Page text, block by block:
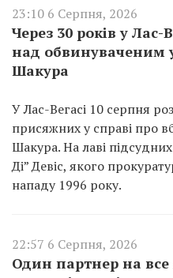
23:10 6 Серпня, 2026
Через 30 років у Лас-
над обвинуваченим
Шакура
У Лас-Вегасі 10 серпня
присяжних у справі про
Шакура. На лаві
Ді” Девіс, якого
нападу 1996 року.
22:57 6 Серпня, 2026
Один партнер на все